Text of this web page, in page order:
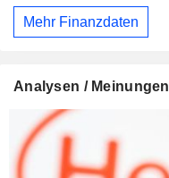
Mehr Finanzdaten
Analysen / Meinungen